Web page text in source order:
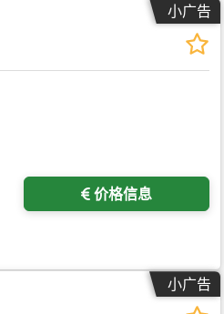
小广告
价格信息
小广告